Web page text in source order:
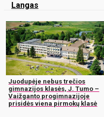
Langas
Juodupėje nebus trečios
gimnazijos klasės, J. Tumo –
Vaižganto progimnazijoje
prisidės viena pirmokų klasė